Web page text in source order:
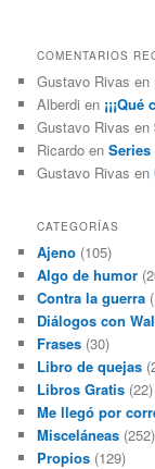
COMENTARIOS
Gustavo Rivas en
Alberdi en
Gustavo Rivas en
Ricardo enSeries
Gustavo Rivas en
CATEGORÍAS
Ajeno (105)
Algo de humor
Contra la guerra
Diálogos con
Frases (30)
Libro de quejas
Libros Gratis (22)
Me llegó por
Misceláneas (252)
Propios (129)